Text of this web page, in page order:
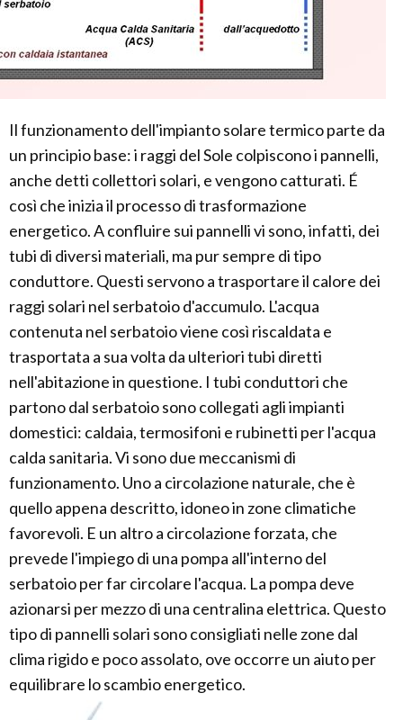
Il funzionamento dell'impianto solare termico parte da
un principio base: i raggi del Sole colpiscono i pannelli,
anche detti collettori solari, e vengono catturati. É
così che inizia il processo di trasformazione
energetico. A confluire sui pannelli vi sono, infatti, dei
tubi di diversi materiali, ma pur sempre di tipo
conduttore. Questi servono a trasportare il calore dei
raggi solari nel serbatoio d'accumulo. L'acqua
contenuta nel serbatoio viene così riscaldata e
trasportata a sua volta da ulteriori tubi diretti
nell'abitazione in questione. I tubi conduttori che
partono dal serbatoio sono collegati agli impianti
domestici: caldaia, termosifoni e rubinetti per l'acqua
calda sanitaria. Vi sono due meccanismi di
funzionamento. Uno a circolazione naturale, che è
quello appena descritto, idoneo in zone climatiche
favorevoli. E un altro a circolazione forzata, che
prevede l'impiego di una pompa all'interno del
serbatoio per far circolare l'acqua. La pompa deve
azionarsi per mezzo di una centralina elettrica. Questo
tipo di pannelli solari sono consigliati nelle zone dal
clima rigido e poco assolato, ove occorre un aiuto per
equilibrare lo scambio energetico.